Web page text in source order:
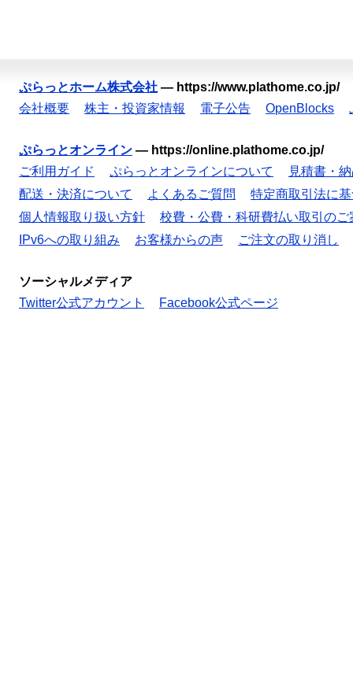
ぷらっとホーム株式会社 — https://www.plathome.co.jp/
会社概要
株主・投資家情報 電子公告 OpenBlocks
ぷらっとオンライン — https://online.plathome.co.jp/
ご利用ガイド
ぷらっとオンラインについて
見積書・
配送・決済について
よくあるご質問
特定商取引法に
個人情報取り扱い方針
校費・公費・科研費払い取引のご
IPv6への取り組み
お客様からの声 ご注文の取り消し
ソーシャルメディア
Twitter公式アカウント
Facebook公式ページ